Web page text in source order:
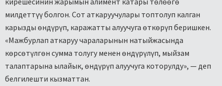
милдеттүү болгон. Сот аткаруучулары топтолуп калган
карызды өндүрүп, каражатты алуучуга өткөрүп беришкен.
«Мажбурлап аткаруу чараларынын натыйжасында
көрсөтүлгөн сумма толугу менен өндүрүлүп, мыйзам
талаптарына ылайык, өндүрүп алуучуга которулду», — деп
белгилешти кызматтан.